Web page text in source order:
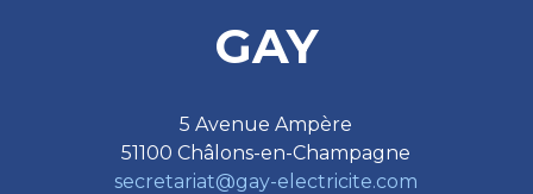
GAY
5 Avenue Ampère
51100 Châlons-en-Champagne
secretariat@gay-electricite.com